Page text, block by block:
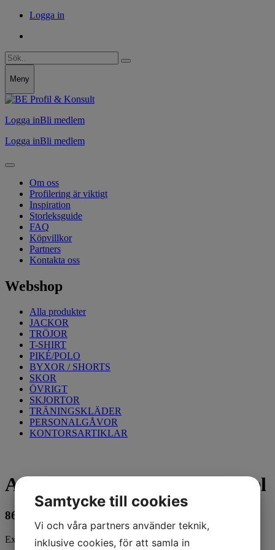
Logga in
Meny
Logga inBli medlem
Logga inBli medlem
Om oss
Profilering är viktigt
Inspiration
Storleksguide
FAQ
Köpvillkor
Partners
Kontakta oss
Webshop
Alla produkter
JACKOR
TRÖJOR
T-SHIRT
PIKÉ/POLO
BYXOR / SHORTS
SKOR
ÖVRIGT
SKJORTOR
TRÄNINGSKLÄDER
PERSONALGÅVOR
KONTORSARTIKLAR
Arbetsbyxa Bomull, Interkakel
865
Exkl. moms
Samtycke till cookies
Vi och våra partners använder teknik,
inklusive cookies, för att samla in